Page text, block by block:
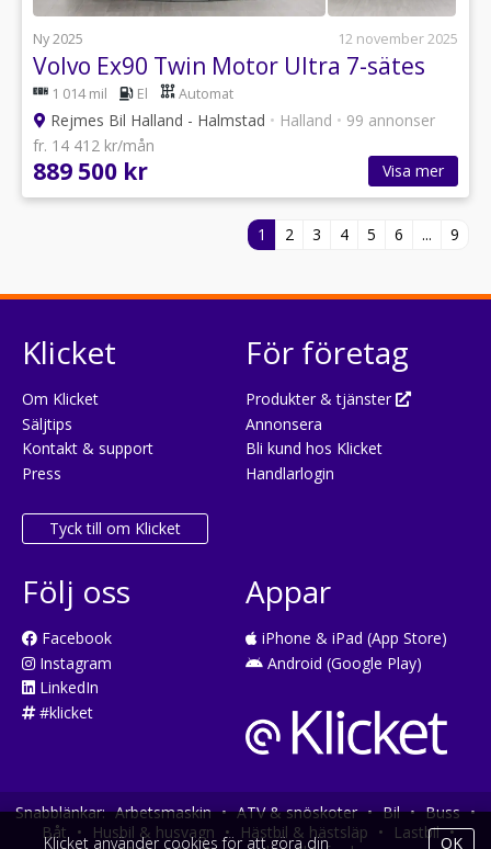
Ny 2025 12 november 2025
Volvo Ex90 Twin Motor Ultra 7-sätes
1 014 mil El Automat
Rejmes Bil Halland - Halmstad • Halland • 99 annonser
fr. 14 412 kr/mån
889 500 kr Visa mer
1 2 3 4 5 6 ... 9
Klicket
Om Klicket
Säljtips
Kontakt & support
Press
Tyck till om Klicket
För företag
Produkter & tjänster
Annonsera
Bli kund hos Klicket
Handlarlogin
Följ oss
Facebook
Instagram
LinkedIn
#klicket
Appar
iPhone & iPad (App Store)
Android (Google Play)
Snabblänkar: Arbetsmaskin • ATV & snöskoter • Bil • Buss •
Båt • Husbil & husvagn • Hästbil & hästsläp • Lastbil •
Klicket använder cookies för att göra din OK